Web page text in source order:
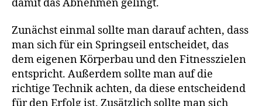
damit das Abnehmen gelingt.
Zunächst einmal sollte man darauf achten, dass
man sich für ein Springseil entscheidet, das
dem eigenen Körperbau und den Fitnesszielen
entspricht. Außerdem sollte man auf die
richtige Technik achten, da diese entscheidend